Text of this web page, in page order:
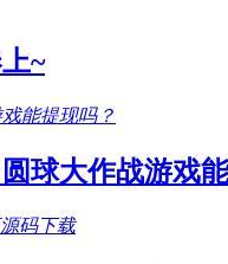
~
球大作战游戏